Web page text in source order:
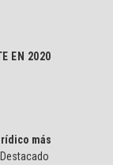
EN 2020
más
. Destacado